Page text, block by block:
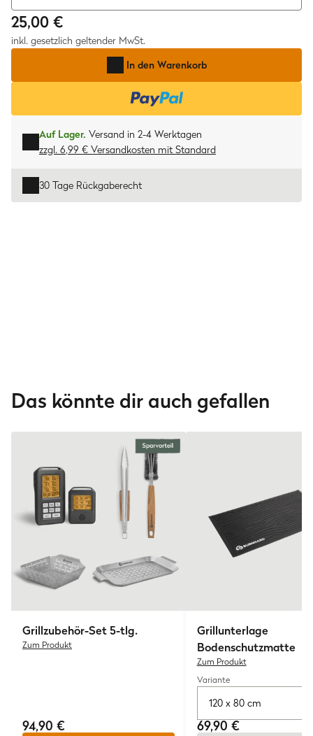
25,00 €
inkl. gesetzlich geltender MwSt.
In den Warenkorb
Auf Lager. Versand in 2-4 Werktagen
zzgl. 6,99 € Versandkosten mit Standard
30 Tage Rückgaberecht
Das könnte dir auch gefallen
Grillzubehör-Set 5-tlg.
Zum Produkt
94,90 €
Grillunterlage
Bodenschutzmatte
Zum Produkt
Variante
120 x 80 cm
69,90 €